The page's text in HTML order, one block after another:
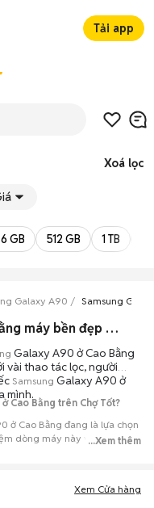
Tải app
Xoá lọc
GB 512 GB 1 TB
Galaxy A90 Samsung
0 Samsung Galaxy A90 ở Cao Bằng máy bền đẹp đang bán 08/2026
Galaxy A90 ở Cao Bằng
vài thao tác lọc, người
Samsung Galaxy A90 ở
mình.
Cao Bằng trên Chợ Tốt?
ở Cao Bằng đang là lựa chọn
dòng máy này với chi phí
mang đến đa dạng sự lựa
và màu sắc.
...Xem thêm
Xem Cửa hàng